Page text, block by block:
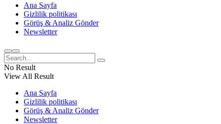
Ana Sayfa
Gizlilik politikası
Görüş & Analiz Gönder
Newsletter
No Result
View All Result
Ana Sayfa
Gizlilik politikası
Görüş & Analiz Gönder
Newsletter